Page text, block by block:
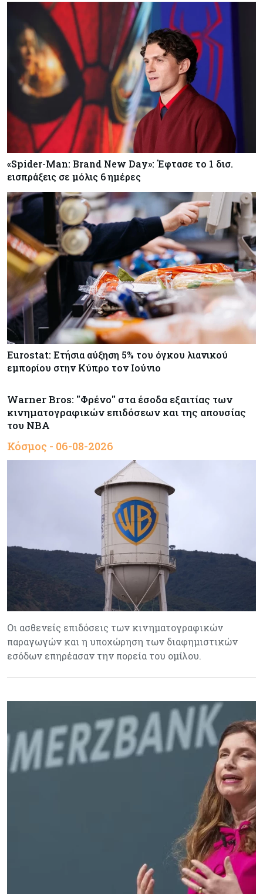
«Spider-Man: Brand New Day»: Έφτασε το 1 δισ.
εισπράξεις σε μόλις 6 ημέρες
Eurostat: Ετήσια αύξηση 5% του όγκου λιανικού
εμπορίου στην Κύπρο τον Ιούνιο
Warner Bros: "Φρένο" στα έσοδα εξαιτίας των
κινηματογραφικών επιδόσεων και της απουσίας
του NBA
Κόσμος - 06-08-2026
Οι ασθενείς επιδόσεις των κινηματογραφικών
παραγωγών και η υποχώρηση των διαφημιστικών
εσόδων επηρέασαν την πορεία του ομίλου.